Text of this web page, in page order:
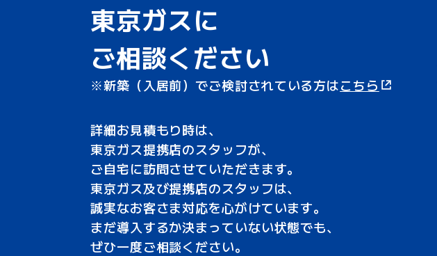
東京ガスに
ご相談ください
新築（入居前）でご検討されている方はこちら
詳細お見積もり時は、
東京ガス提携店のスタッフが、
ご自宅に訪問させていただきます。
東京ガス及び提携店のスタッフは、
誠実なお客さま対応を心がけています。
まだ導入するか決まっていない状態でも、
ぜひ一度ご相談ください。